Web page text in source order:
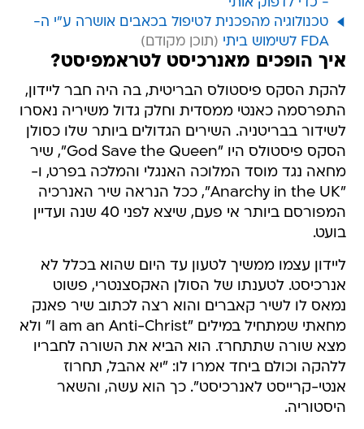
- כדי לדפוק אותי
טכנולוגיה מהפכנית לטיפול בכאבים אושרה ע"י ה-
FDA לשימוש ביתי
איך הופכים מאנרכיסט לטראמפיסט?
להקת הסקס פיסטולס הבריטית, בה היה חבר ליידון,
התפרסמה כאנטי ממסדית וחלק גדול משיריה נאסרו
לשידור בבריטניה. השירים הגדולים ביותר שלו כסולן
הסקס פיסטולס היו "God Save the Queen", שיר
מחאה נגד מוסד המלוכה האנגלי והמלכה בפרט, ו-
"Anarchy in the UK", ככל הנראה שיר האנרכיה
המפורסם ביותר אי פעם, שיצא לפני 40 שנה ועדיין
בועט.
ליידון עצמו ממשיך לטעון עד היום שהוא בכלל לא
אנרכיסט. לטענתו של הסולן האקסצנטרי, פשוט
נמאס לו לשיר קאברים והוא רצה לכתוב שיר פאנק
מחאתי שמתחיל במילים "I am an Anti-Christ" ולא
מצא שורה שתתחרז. הוא הביא את השורה לחבריו
ללהקה וכולם ביחד אמרו לו: "יא אהבל, תחרוז
אנטי-קרייסט לאנרכיסט". כך הוא עשה, והשאר
היסטוריה.